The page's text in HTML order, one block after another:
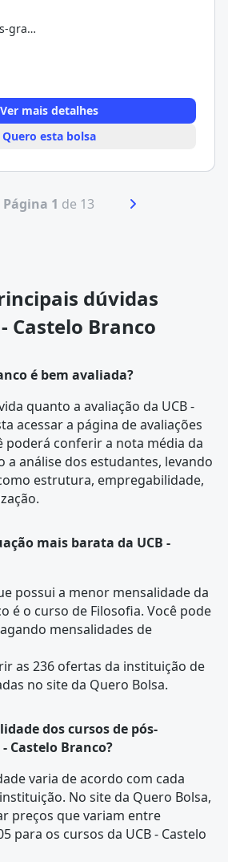
Especialização (pós-graduação)
Ver mais detalhes
Quero esta bolsa
Página 1 de 13
dúvidas
Castelo Branco
é bem avaliada?
quanto a avaliação da UCB -
acessar a página deavaliações
poderá conferir a nota média da
a análise dos estudantes, levando
estrutura, empregabilidade,
mais barata da UCB -
possui a menor mensalidade da
é o curso de Filosofia. Você pode
mensalidades de
as 236 ofertas da instituição de
no site da Quero Bolsa.
dos cursos de pós-
Castelo Branco?
varia de acordo com cada
No site da Quero Bolsa,
preços que variam entre
para os cursos da UCB - Castelo